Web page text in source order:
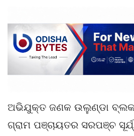
ଅଭିଯୁକ୍ତ ଜଣକ ଉଲୁଣ୍ଡା ବ୍ଲକ
ଗ୍ରାମ ପଞ୍ଚାୟତର ସରପଞ୍ଚ